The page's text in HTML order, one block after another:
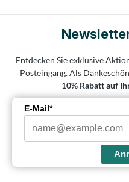
Entdecken Sie exklusive
Posteingang. Als
10% Rabatt auf
E-Mail*